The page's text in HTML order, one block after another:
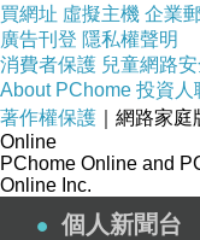
店位置優越讓遊
便快捷。
在這家舒適的
施。 飯店的主
WiFi, 家庭房, 自
買網址 虛擬主機 企業
廣告刊登 隱私權聲明
消費者保護 兒童網路
About PChome 投資人
著作權保護 ｜網路家
Online
PChome Online and
Online Inc.
個人新聞台